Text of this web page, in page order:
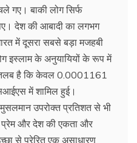
गए। बाकी लोग सिर्फ
देश की आबादी का लगभग
में दूसरा सबसे बड़ा मजहबी
इस्लाम के अनुयायियों के रूप में
है कि केवल 0.0001161
में शामिल हुई।
उपरोक्त प्रतिशत से भी
प्रेम और देश की एकता और
से प्रेरित एक असाधारण